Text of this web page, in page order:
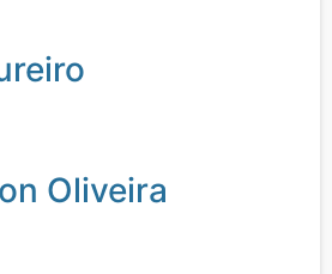
Oliveira